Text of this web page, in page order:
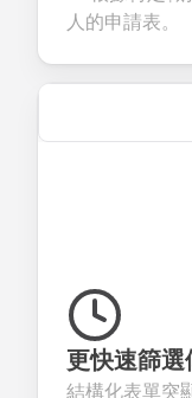
人的申請表。
更快速篩選
結構化表單突